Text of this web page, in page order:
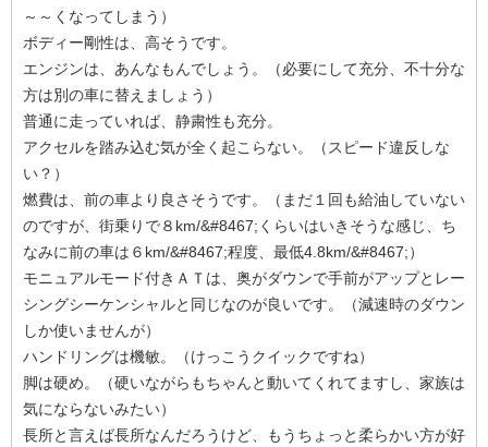
～～くなってしまう）
ボディー剛性は、高そうです。
エンジンは、あんなもんでしょう。（必要にして充分、不十分な
方は別の車に替えましょう）
普通に走っていれば、静粛性も充分。
アクセルを踏み込む気が全く起こらない。（スピード違反しな
い？）
燃費は、前の車より良さそうです。（まだ１回も給油していない
のですが、街乗りで８km/&#8467;くらいはいきそうな感じ、ち
なみに前の車は６km/&#8467;程度、最低4.8km/&#8467;）
モニュアルモード付きＡＴは、奥がダウンで手前がアップとレー
シングシーケンシャルと同じなのが良いです。（減速時のダウン
しか使いませんが）
ハンドリングは機敏。（けっこうクイックですね）
脚は硬め。（硬いながらもちゃんと動いてくれてますし、家族は
気にならないみたい）
長所と言えば長所なんだろうけど、もうちょっと柔らかい方が好